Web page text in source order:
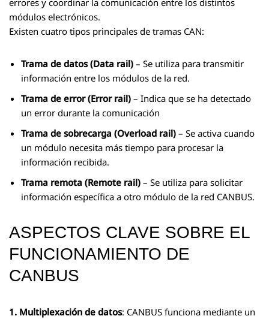
módulos electrónicos.
Existen cuatro tipos principales de tramas CAN:
Trama de datos (Data rail) – Se utiliza para transmitir
información entre los módulos de la red.
Trama de error (Error rail) – Indica que se ha detectado
un error durante la comunicación
Trama de sobrecarga (Overload rail) – Se activa cuando
un módulo necesita más tiempo para procesar la
información recibida.
Trama remota (Remote rail) – Se utiliza para solicitar
información específica a otro módulo de la red CANBUS.
ASPECTOS CLAVE SOBRE EL
FUNCIONAMIENTO DE
CANBUS
1. Multiplexación de datos: CANBUS funciona mediante un